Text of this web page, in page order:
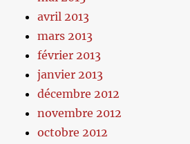
avril 2013
mars 2013
février 2013
janvier 2013
décembre 2012
novembre 2012
octobre 2012